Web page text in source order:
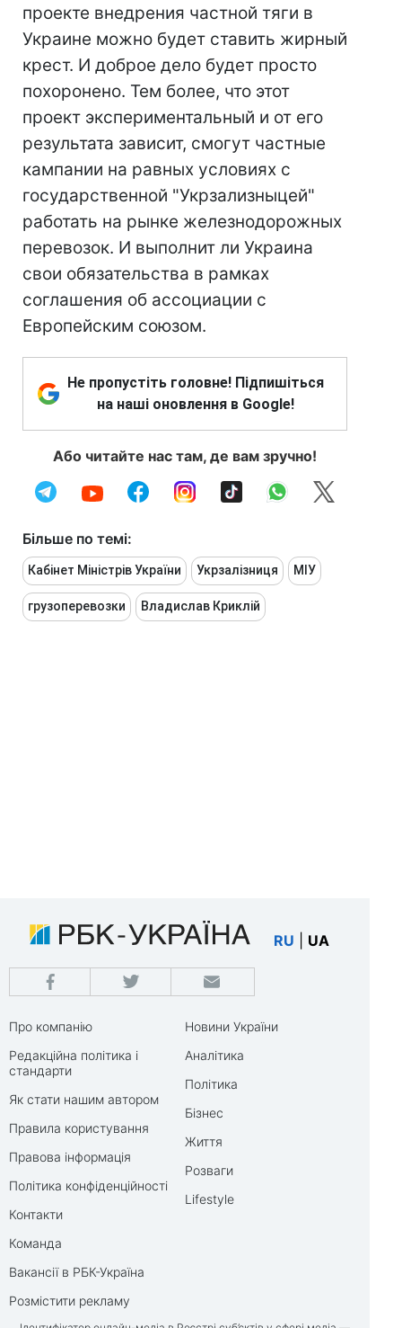
проекте внедрения частной тяги в
Украине можно будет ставить жирный
крест. И доброе дело будет просто
похоронено. Тем более, что этот
проект экспериментальный и от его
результата зависит, смогут частные
кампании на равных условиях с
государственной "Укрзализныцей"
работать на рынке железнодорожных
перевозок. И выполнит ли Украина
свои обязательства в рамках
соглашения об ассоциации с
Европейским союзом.
Не пропустіть головне! Підпишіться
на наші оновлення в Google!
Або читайте нас там, де вам зручно!
Більше по темі:
Кабінет Міністрів України Укрзалізниця МІУ
грузоперевозки Владислав Криклій
RU UA
Про компанію
Редакційна політика і
стандарти
Як стати нашим автором
Правила користування
Правова інформація
Політика конфіденційності
Контакти
Команда
Вакансії в РБК-Україна
Розмістити рекламу
Новини України
Аналітика
Політика
Бізнес
Життя
Розваги
Lifestyle